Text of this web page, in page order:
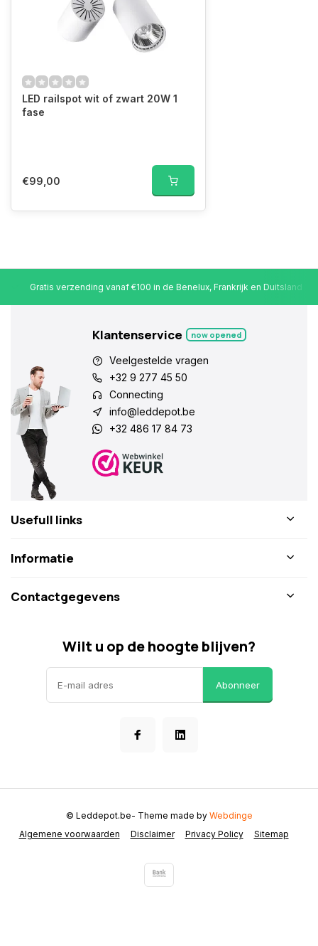
LED railspot wit of zwart 20W 1
fase
€99,00
Gratis verzending vanaf €100 in de Benelux, Frankrijk en Duitsland
Klantenservice now opened
Veelgestelde vragen
+32 9 277 45 50
Connecting
info@leddepot.be
+32 486 17 84 73
Usefull links
Informatie
Contactgegevens
Wilt u op de hoogte blijven?
Abonneer
Algemene voorwaarden Disclaimer Privacy Policy Sitemap
© Leddepot.be- Theme made by Webdinge